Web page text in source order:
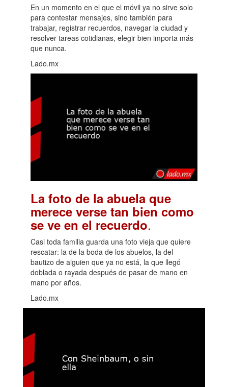
En un momento en el que el móvil ya no sirve solo
para contestar mensajes, sino también para
trabajar, registrar recuerdos, navegar la ciudad y
resolver tareas cotidianas, elegir bien importa más
que nunca.
Lado.mx
La foto de la abuela que
merece verse tan bien como
se ve en el recuerdo.
Casi toda familia guarda una foto vieja que quiere
rescatar: la de la boda de los abuelos, la del
bautizo de alguien que ya no está, la que llegó
doblada o rayada después de pasar de mano en
mano por años.
Lado.mx